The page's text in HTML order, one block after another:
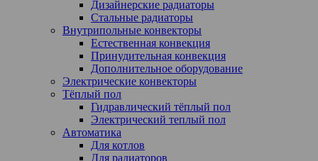
Дизайнерские радиаторы
Стальные радиаторы
Внутрипольные конвекторы
Естественная конвекция
Принудительная конвекция
Дополнительное оборудование
Электрические конвекторы
Тёплый пол
Гидравлический тёплый пол
Электрический теплый пол
Автоматика
Для котлов
Для радиаторов